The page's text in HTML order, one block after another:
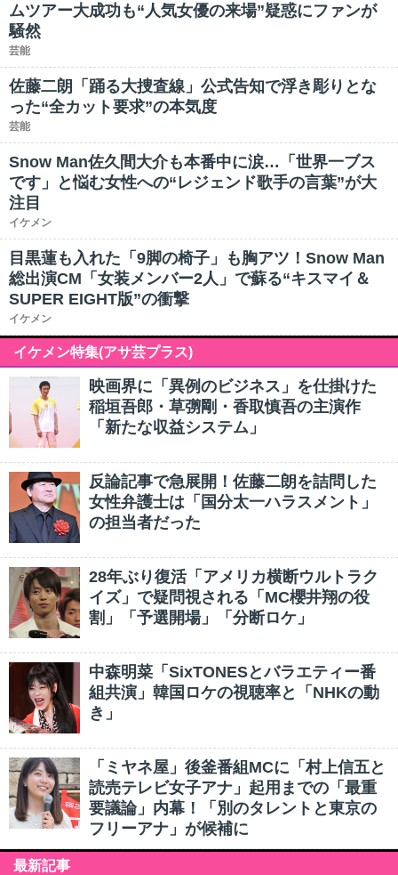
ムツアー大成功も“人気女優の来場”疑惑にファンが
騒然
芸能
佐藤二朗「踊る大捜査線」公式告知で浮き彫りとな
った“全カット要求”の本気度
芸能
Snow Man佐久間大介も本番中に涙…「世界一ブス
です」と悩む女性への“レジェンド歌手の言葉”が大
注目
イケメン
目黒蓮も入れた「9脚の椅子」も胸アツ！Snow Man
総出演CM「女装メンバー2人」で蘇る“キスマイ＆
SUPER EIGHT版”の衝撃
イケメン
イケメン特集(アサ芸プラス)
映画界に「異例のビジネス」を仕掛けた
稲垣吾郎・草彅剛・香取慎吾の主演作
「新たな収益システム」
反論記事で急展開！佐藤二朗を詰問した
女性弁護士は「国分太一ハラスメント」
の担当者だった
28年ぶり復活「アメリカ横断ウルトラク
イズ」で疑問視される「MC櫻井翔の役
割」「予選開場」「分断ロケ」
中森明菜「SixTONESとバラエティー番
組共演」韓国ロケの視聴率と「NHKの動
き」
「ミヤネ屋」後釜番組MCに「村上信五と
読売テレビ女子アナ」起用までの「最重
要議論」内幕！「別のタレントと東京の
フリーアナ」が候補に
最新記事